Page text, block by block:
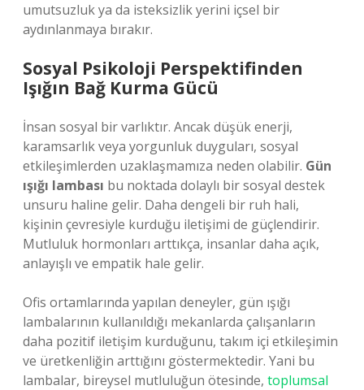
umutsuzluk ya da isteksizlik yerini içsel bir
aydınlanmaya bırakır.
Sosyal Psikoloji Perspektifinden
Işığın Bağ Kurma Gücü
İnsan sosyal bir varlıktır. Ancak düşük enerji,
karamsarlık veya yorgunluk duyguları, sosyal
etkileşimlerden uzaklaşmamıza neden olabilir. Gün
ışığı lambası bu noktada dolaylı bir sosyal destek
unsuru haline gelir. Daha dengeli bir ruh hali,
kişinin çevresiyle kurduğu iletişimi de güçlendirir.
Mutluluk hormonları arttıkça, insanlar daha açık,
anlayışlı ve empatik hale gelir.
Ofis ortamlarında yapılan deneyler, gün ışığı
lambalarının kullanıldığı mekanlarda çalışanların
daha pozitif iletişim kurduğunu, takım içi etkileşimin
ve üretkenliğin arttığını göstermektedir. Yani bu
lambalar, bireysel mutluluğun ötesinde, toplumsal